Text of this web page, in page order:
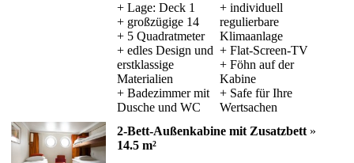
+ Lage: Deck 1
+ großzügige 14
+ 5 Quadratmeter
+ edles Design und
erstklassige
Materialien
+ Badezimmer mit
Dusche und WC
+ individuell
regulierbare
Klimaanlage
+ Flat-Screen-TV
+ Föhn auf der
Kabine
+ Safe für Ihre
Wertsachen
2-Bett-Außenkabine mit Zusatzbett »
14.5 m²